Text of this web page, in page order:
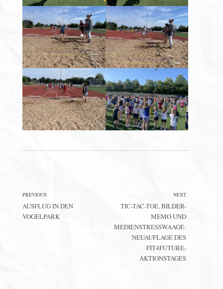
PREVIOUS
AUSFLUG IN DEN
VOGELPARK
NEXT
TIC-TAC-TOE, BILDER-
MEMO UND
MEDIENSTRESSWAAGE:
NEUAUFLAGE DES
FIT4FUTURE-
AKTIONSTAGES